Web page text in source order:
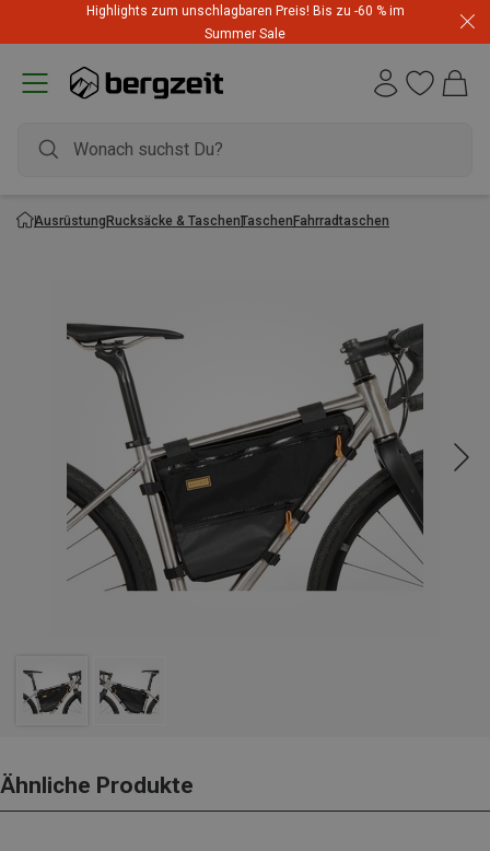
Highlights zum unschlagbaren Preis! Bis zu -60 % im
Summer Sale
AusrüstungRucksäcke & TaschenTaschenFahrradtaschen
Ähnliche Produkte